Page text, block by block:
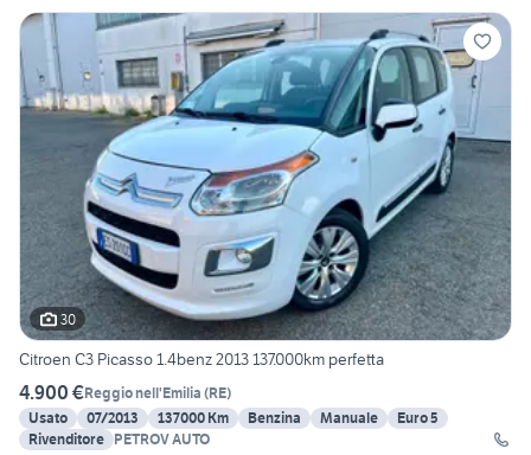
30
Citroen C3 Picasso 1.4benz 2013 137.000km perfetta
4.900 €Reggio nell'Emilia (RE)
Usato
07/2013 137000 Km Benzina Manuale
Euro 5
Rivenditore PETROV AUTO